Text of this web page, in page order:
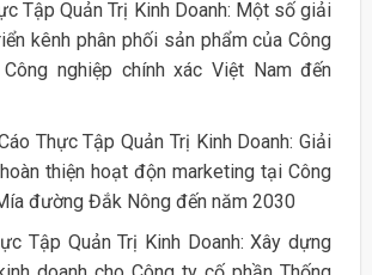
Tập Quản Trị Kinh Doanh: Một số giải
kênh phân phối sản phẩm của Công
nghiệp chính xác Việt Nam đến
Thực Tập Quản Trị Kinh Doanh: Giải
thiện hoạt độn marketing tại Công
đường Đắk Nông đến năm 2030
Tập Quản Trị Kinh Doanh: Xây dựng